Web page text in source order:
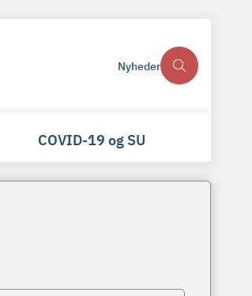
Nyheder
COVID-19 og SU